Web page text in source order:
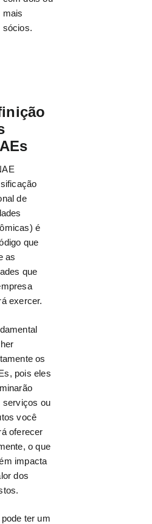
mais
sócios.
de
é
que
as
que
exercer.
os
pois eles
serviços ou
você
oferecer
o que
impacta
dos
ter um